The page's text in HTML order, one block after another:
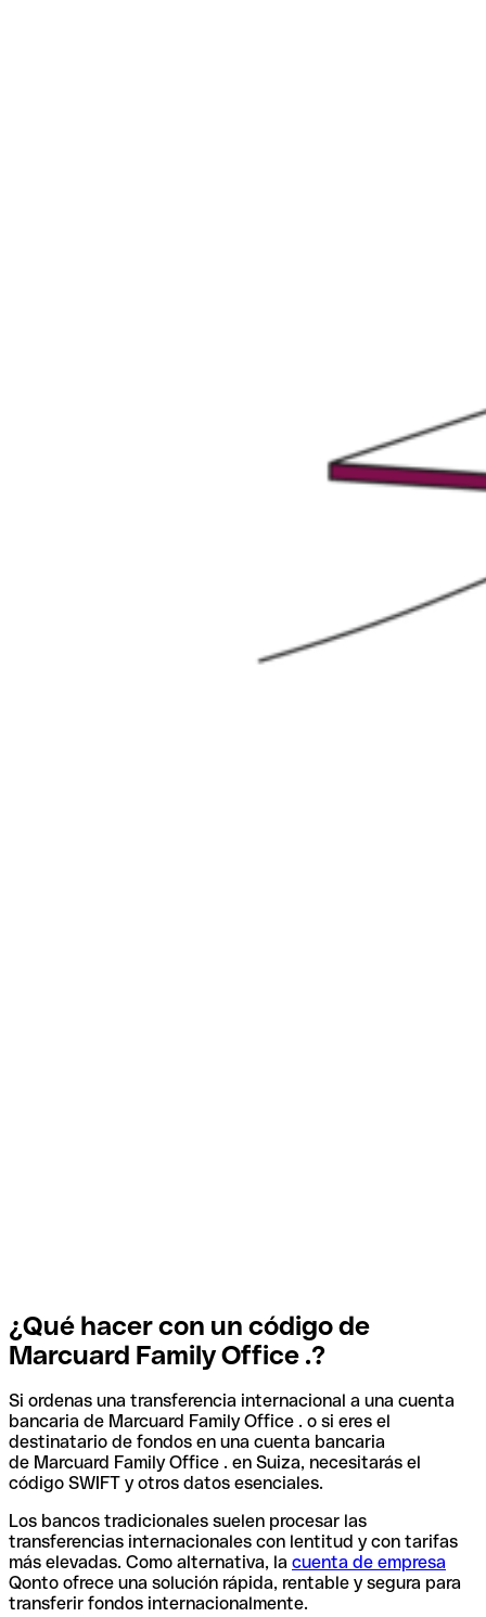
¿Qué hacer con un código de
Marcuard Family Office .?
Si ordenas una transferencia internacional a una cuenta
bancaria de Marcuard Family Office . o si eres el
destinatario de fondos en una cuenta bancaria
de Marcuard Family Office . en Suiza, necesitarás el
código SWIFT y otros datos esenciales.
Los bancos tradicionales suelen procesar las
transferencias internacionales con lentitud y con tarifas
más elevadas. Como alternativa, la cuenta de empresa
Qonto ofrece una solución rápida, rentable y segura para
transferir fondos internacionalmente.